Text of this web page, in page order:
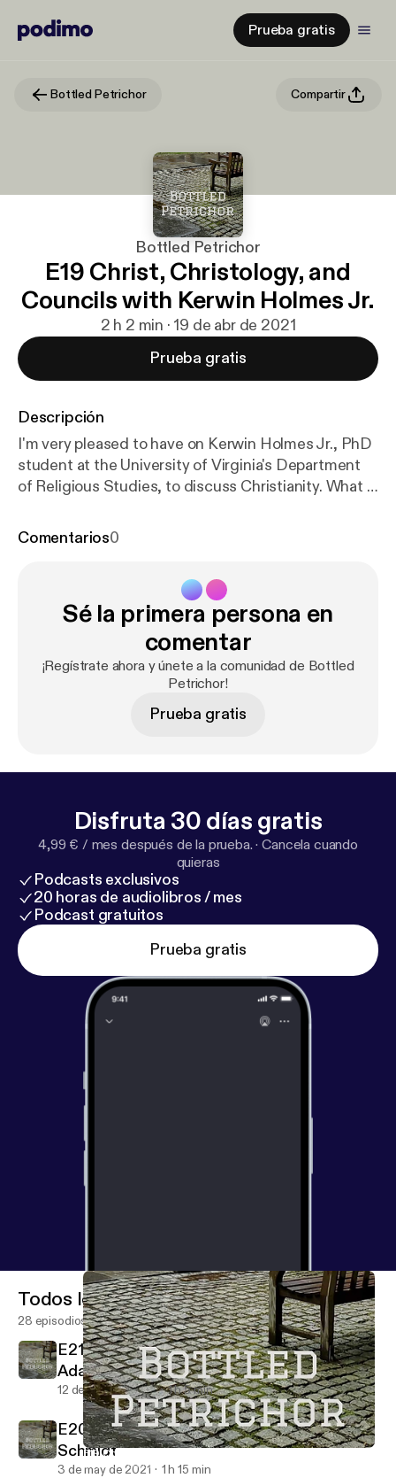
Prueba gratis
Bottled Petrichor Compartir
Bottled Petrichor
E19 Christ, Christology, and
Councils with Kerwin Holmes Jr.
2 h 2 min · 19 de abr de 2021
Prueba gratis
Descripción
I'm very pleased to have on Kerwin Holmes Jr., PhD
student at the University of Virginia's Department
of Religious Studies, to discuss Christianity. What is
about Jesus? What were the different councils and
approaching the Gospels? What does a practising
Christian scholar think of the Qur'an's conception of
Christian belief? And more! Link to Kerwin's bio:
s://religiousstudies.as.virginia.edu/grad-students/pr
ofile/kh2ea
Comentarios0
Sé la primera persona en
comentar
¡Regístrate ahora y únete a la comunidad de Bottled
Petrichor!
Prueba gratis
Disfruta 30 días gratis
4,99 € / mes después de la prueba. ·Cancela cuando
quieras
Podcasts exclusivos
20 horas de audiolibros / mes
Podcast gratuitos
Prueba gratis
E19 Christ, Christology, and Councils with Kerwin Holmes Jr.
Bottled Petrichor
Todos los episodios
28 episodios
E21 Falsafa and Kalam with Dr. Peter
Adamson
12 de ene de 2023 1 h 5 min
E20 The New Testament with Dr. Thomas
Schmidt
3 de may de 2021 1 h 15 min